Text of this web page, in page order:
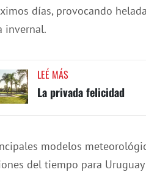
días, provocando
invernal.
LEÉ MÁS
La privada felicidad
modelos
del tiempo para